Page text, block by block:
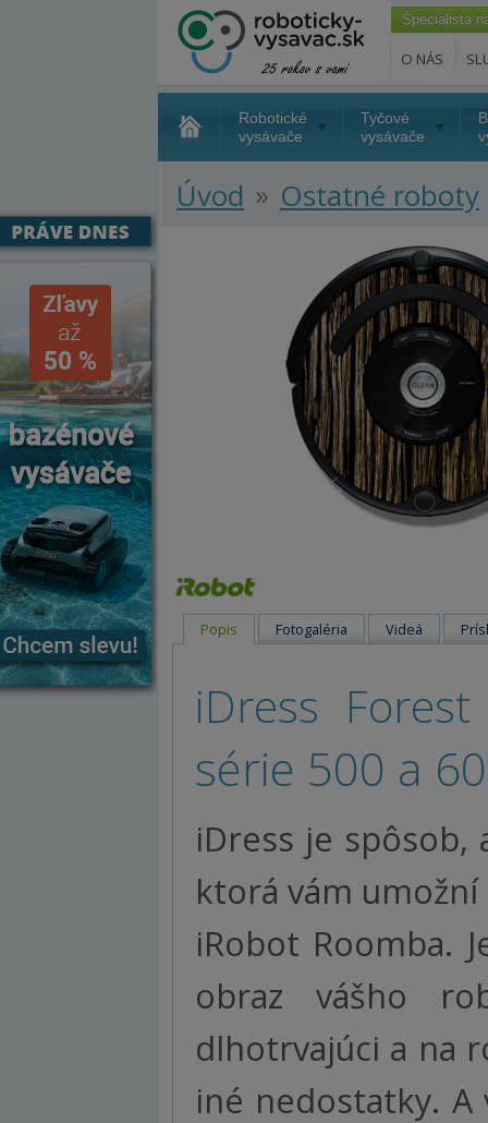
Špecialista
O NÁS
Robotické
vysávače
Tyčové
vysávače
Úvod » Ostatné roboty
Popis Fotogaléria Videá
iDress
série 500 a
iDress je spôsob,
ktorá vám
iRobot Roomba.
obraz vášho
dlhotrvajúci a na
iné nedostatky.